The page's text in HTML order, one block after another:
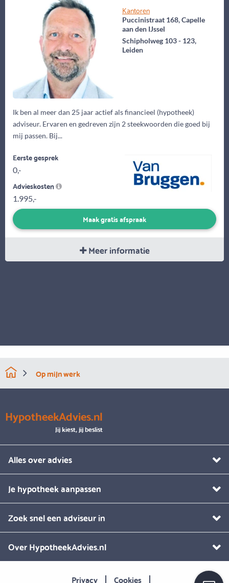
Kantoren
Puccinistraat 168, Capelle
aan den IJssel
Schipholweg 103 - 123,
Leiden
Ik ben al meer dan 25 jaar actief als financieel (hypotheek)
adviseur. Ervaren en gedreven zijn 2 steekwoorden die goed bij
mij passen. Bij...
Eerste gesprek
0,-
Advieskosten
1.995,-
Maak gratis afspraak
Meer informatie
Op mijn werk
HypotheekAdvies.nl
Jij kiest, jij beslist
Alles over advies
Je hypotheek aanpassen
Zoek snel een adviseur in
Over HypotheekAdvies.nl
Privacy Cookies